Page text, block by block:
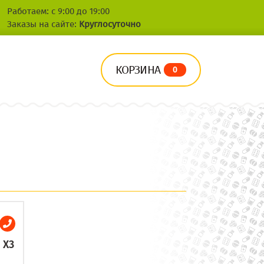
Работаем: с 9:00 до 19:00
Заказы на сайте: Круглосуточно
КОРЗИНА 0